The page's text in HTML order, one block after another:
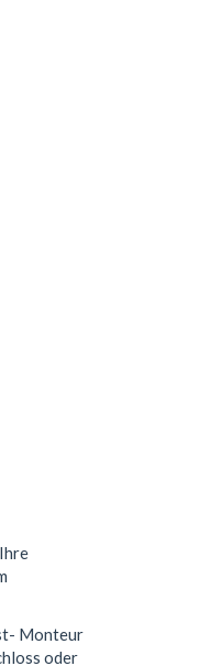
Monteur
oder